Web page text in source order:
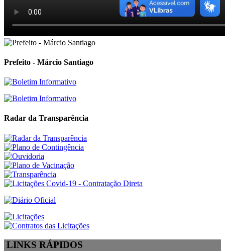
Prefeito - Márcio Santiago
Radar da Transparência
LINKS RÁPIDOS